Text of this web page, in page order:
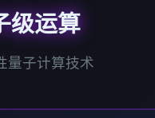
级运算
量子计算技术